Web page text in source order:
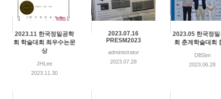
2023.11 한국정밀공학
회 학술대회 최우수논문
상
JHLee
2023.11.30
2023.07.16
PRESM2023
administrator
2023.07.28
2023.05 한국정
회 춘계학술대회
DBSim
2023.06.28